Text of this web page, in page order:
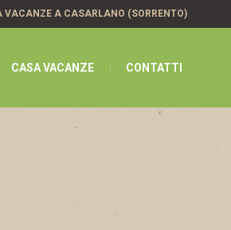
VACANZE A CASARLANO (SORRENTO)
CASA VACANZE CONTATTI